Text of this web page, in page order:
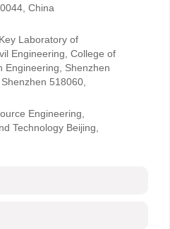
China
Laboratory of
Engineering, College of
Engineering, Shenzhen
518060,
Engineering,
Technology Beijing,